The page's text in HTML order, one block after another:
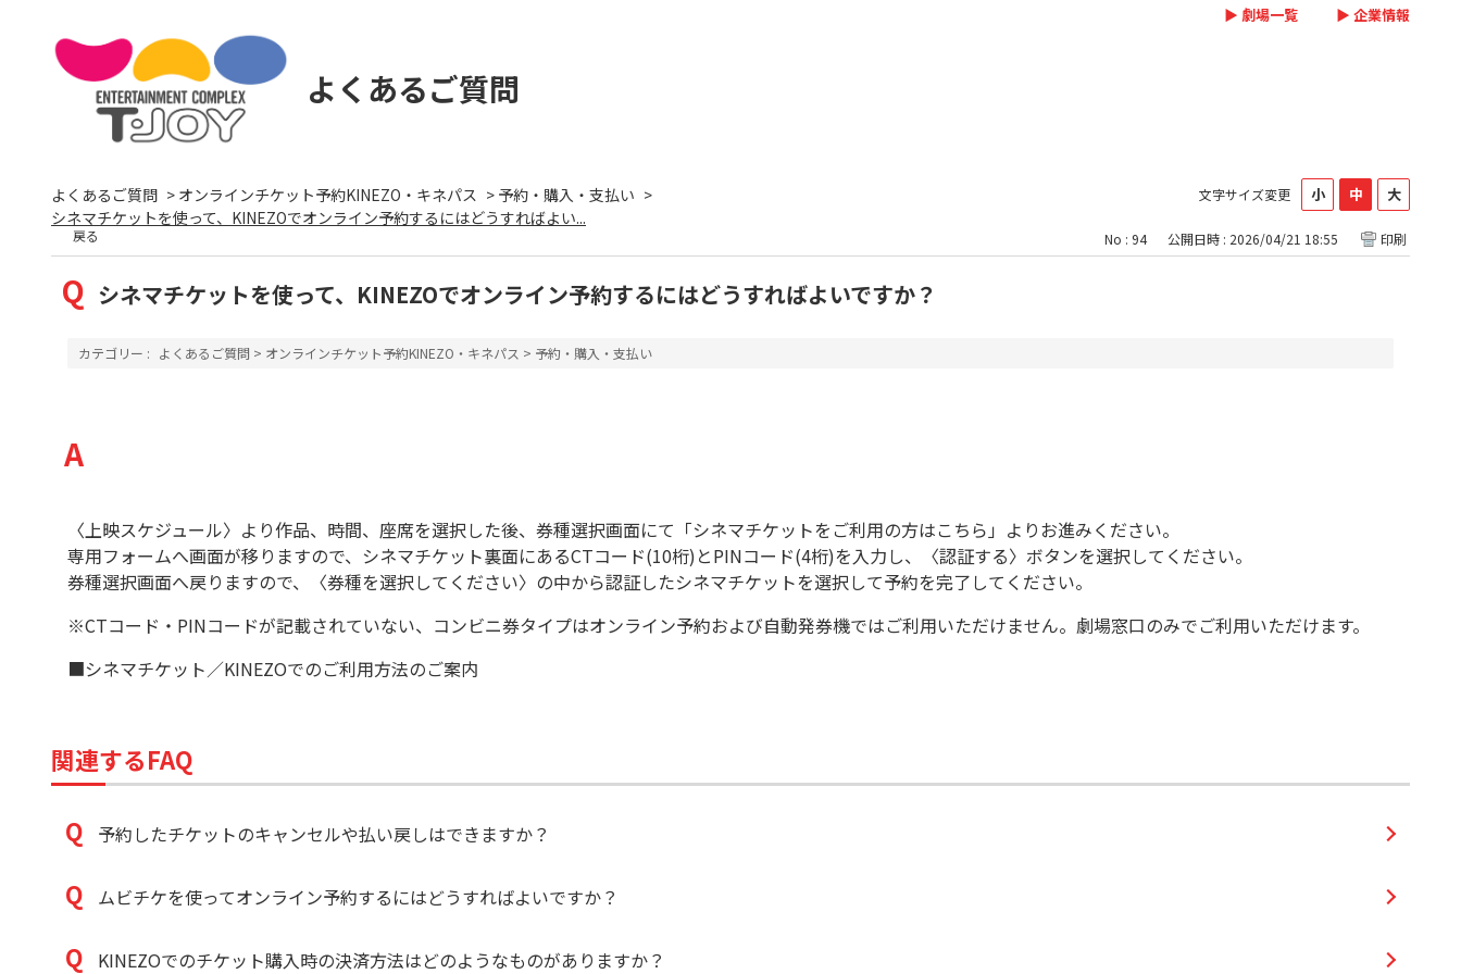
▶ 劇場一覧 ▶ 企業情報
よくあるご質問
文字サイズ変更
よくあるご質問 > オンラインチケット予約KINEZO・キネパス > 予約・購入・支払い >
シネマチケットを使って、KINEZOでオンライン予約するにはどうすればよい...
戻る No : 94 公開日時 : 2026/04/21 18:55 印刷
シネマチケットを使って、KINEZOでオンライン予約するにはどうすればよいですか？
カテゴリー : よくあるご質問 > オンラインチケット予約KINEZO・キネパス > 予約・購入・支払い
〈上映スケジュール〉より作品、時間、座席を選択した後、券種選択画面にて「シネマチケットをご利用の方はこちら」よりお進みください。
専用フォームへ画面が移りますので、シネマチケット裏面にあるCTコード(10桁)とPINコード(4桁)を入力し、〈認証する〉ボタンを選択してください。
券種選択画面へ戻りますので、〈券種を選択してください〉の中から認証したシネマチケットを選択して予約を完了してください。
※CTコード・PINコードが記載されていない、コンビニ券タイプはオンライン予約および自動発券機ではご利用いただけません。劇場窓口のみでご利用いただけます。
■シネマチケット／KINEZOでのご利用方法のご案内
関連するFAQ
予約したチケットのキャンセルや払い戻しはできますか？
ムビチケを使ってオンライン予約するにはどうすればよいですか？
KINEZOでのチケット購入時の決済方法はどのようなものがありますか？